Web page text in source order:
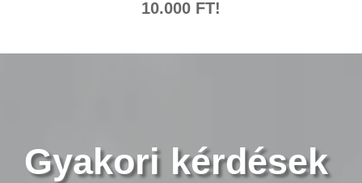
10.000 FT!
Gyakori kérdések